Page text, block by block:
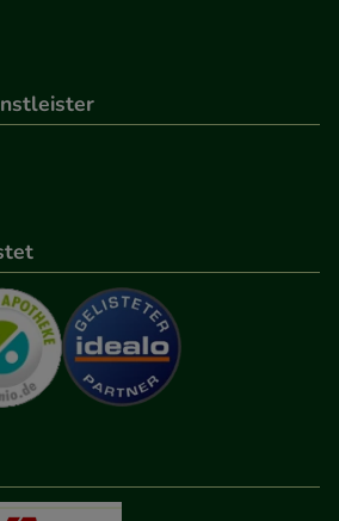
Partnerprogramm zu
die Art und Weise der Nutzung
mit deren Hilfe wir
für Sie optimieren können,
Website aber auch die
möglichst relevant für Sie
beachten Sie, dass Daten hierfür
werden.